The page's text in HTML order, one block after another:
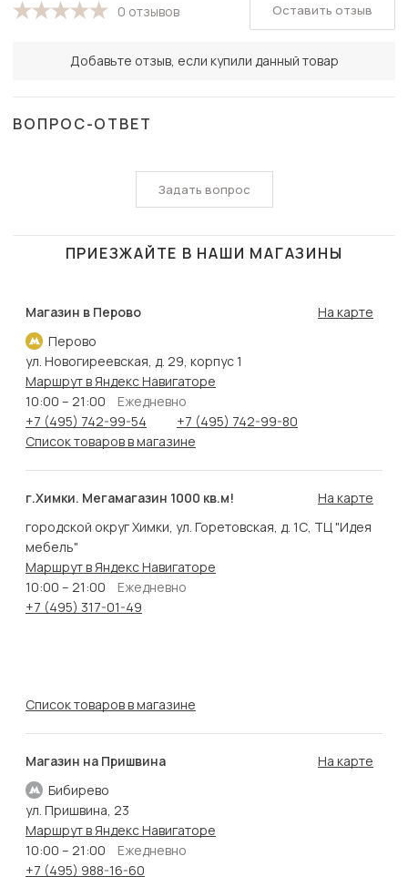
0 отзывов
Добавьте отзыв, если купили данный товар
Оставить отзыв
ВОПРОС-ОТВЕТ
Задать вопрос
ПРИЕЗЖАЙТЕ В НАШИ МАГАЗИНЫ
Магазин в Перово
Перово
На карте
ул. Новогиреевская, д. 29, корпус 1
Маршрут в Яндекс Навигаторе
10:00 – 21:00
Ежедневно
+7 (495) 742-99-54
+7 (495) 742-99-80
Список товаров в магазине
г.Химки. Мегамагазин 1000 кв.м!
На карте
городской округ Химки, ул. Горетовская, д. 1С, ТЦ "Идея
мебель"
Маршрут в Яндекс Навигаторе
10:00 – 21:00
Ежедневно
+7 (495) 317-01-49
Список товаров в магазине
Магазин на Пришвина
Бибирево
На карте
ул. Пришвина, 23
Маршрут в Яндекс Навигаторе
10:00 – 21:00
Ежедневно
+7 (495) 988-16-60